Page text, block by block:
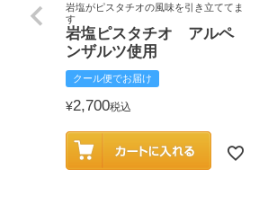
岩塩がピスタチオの風味を引き立ててま
す
岩塩ピスタチオ アルペ
ンザルツ使用
クール便でお届け
¥2,700税込